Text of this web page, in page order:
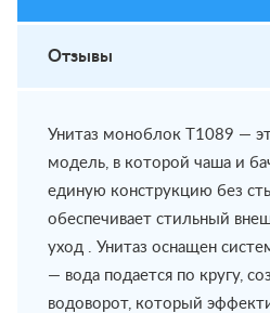
Отзывы
Унитаз моноблок T1089 —
модель, в которой чаша и
единую конструкцию без
обеспечивает стильный
уход . Унитаз оснащен
— вода подается по кругу,
водоворот, который